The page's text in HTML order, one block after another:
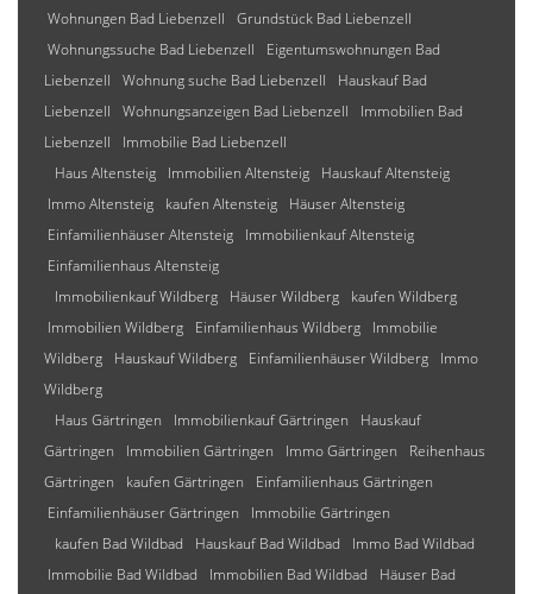
Wohnungen Bad Liebenzell
Grundstück Bad Liebenzell
Wohnungssuche Bad Liebenzell
Eigentumswohnungen Bad
Liebenzell
Wohnung suche Bad Liebenzell
Hauskauf Bad
Liebenzell
Wohnungsanzeigen Bad Liebenzell
Immobilien Bad
Liebenzell
Immobilie Bad Liebenzell
Haus Altensteig
Immobilien Altensteig
Hauskauf Altensteig
Immo Altensteig
kaufen Altensteig
Häuser Altensteig
Einfamilienhäuser Altensteig
Immobilienkauf Altensteig
Einfamilienhaus Altensteig
Immobilienkauf Wildberg
Häuser Wildberg
kaufen Wildberg
Immobilien Wildberg
Einfamilienhaus Wildberg
Immobilie
Wildberg
Hauskauf Wildberg Einfamilienhäuser Wildberg
Immo
Wildberg
Haus Gärtringen
Immobilienkauf Gärtringen
Hauskauf
Gärtringen
Immobilien Gärtringen Immo Gärtringen
Reihenhaus
Gärtringen
kaufen Gärtringen
Einfamilienhaus Gärtringen
Einfamilienhäuser Gärtringen
Immobilie Gärtringen
kaufen Bad Wildbad
Hauskauf Bad Wildbad
Immo Bad Wildbad
Immobilie Bad Wildbad
Immobilien Bad Wildbad
Häuser Bad